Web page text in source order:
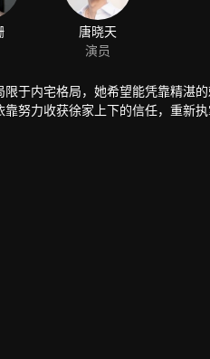
唐晓天
演员
于内宅格局，她希望能凭靠精湛
努力收获徐家上下的信任，重新
夫的支持下，十一娘开绣坊仙绫
家灭族的滔天巨祸之时，夫妻齐